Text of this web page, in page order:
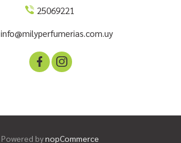
25069221
info@milyperfumerias.com.uy
Powered bynopCommerce